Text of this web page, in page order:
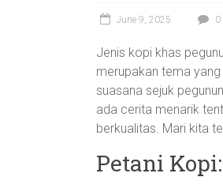
June 9, 2025 0
Jenis kopi khas
merupakan tema
suasana sejuk
ada cerita menarik
berkualitas. Mari kita
Petani